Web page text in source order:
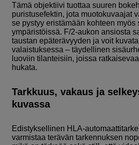
Tämä objektiivi tuottaa suuren
puristusefektin, jota muotokuvaajat
se pystyy eristämään kohteen myös
ympäristöissä. F/2-aukon ansiosta
taustan epäterävyyden ja voit
valaistuksessa – täydellinen
luoviin tilanteisiin, joissa
hukata.
Tarkkuus, vakaus ja
kuvassa
Edistyksellinen HLA-
varmistaa terävän tarkennuksen